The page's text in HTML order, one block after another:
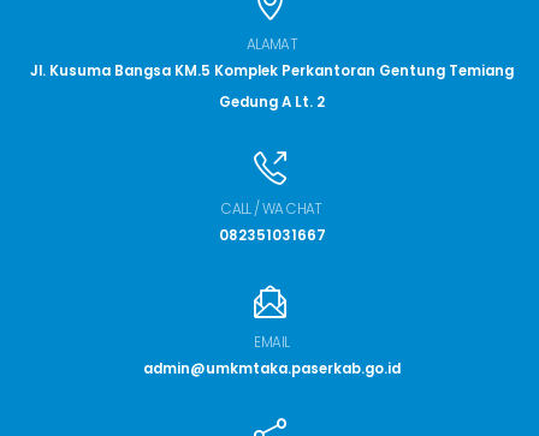
ALAMAT
Jl. Kusuma Bangsa KM.5 Komplek Perkantoran Gentung Temiang
Gedung A Lt. 2
CALL / WA CHAT
082351031667
EMAIL
admin@umkmtaka.paserkab.go.id